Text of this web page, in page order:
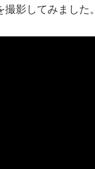
影してみました。